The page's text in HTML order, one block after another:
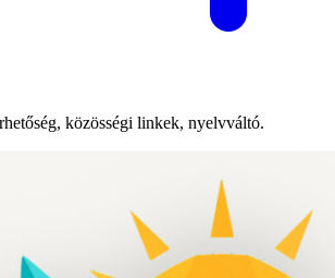
közösségi linkek, nyelvváltó.